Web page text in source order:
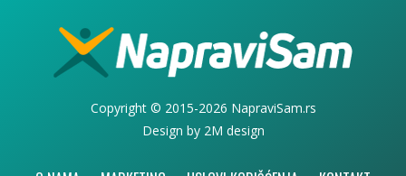
Copyright © 2015-2026 NapraviSam.rs
Design by 2M design